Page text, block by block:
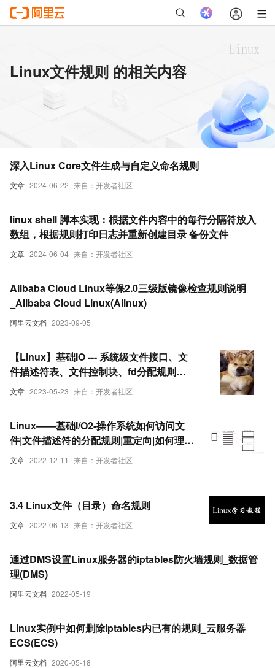
Linux文件规则 的相关内容
文章 2024-06-22 来自：开发者社区
深入Linux Core文件生成与自定义命名规则
文章 2024-06-04 来自：开发者社区
linux shell 脚本实现：根据文件内容中的每行分隔符放入
数组，根据规则打印日志并重新创建目录 备份文件
阿里云文档 2023-09-05
Alibaba Cloud Linux等保2.0三级版镜像检查规则说明
_Alibaba Cloud Linux(Alinux)
文章 2023-05-23 来自：开发者社区
【Linux】基础IO --- 系统级文件接口、文
件描述符表、文件控制块、fd分配规则、
重定向…
文章 2022-12-11 来自：开发者社区
Linux——基础I/O2-操作系统如何访问文
件|文件描述符的分配规则|重定向|如何理解
一切皆文件
文章 2022-06-13 来自：开发者社区
3.4 Linux文件（目录）命名规则
阿里云文档 2022-05-19
通过DMS设置Linux服务器的iptables防火墙规则_数据管
理(DMS)
阿里云文档 2020-05-18
Linux实例中如何删除Iptables内已有的规则_云服务器
ECS(ECS)